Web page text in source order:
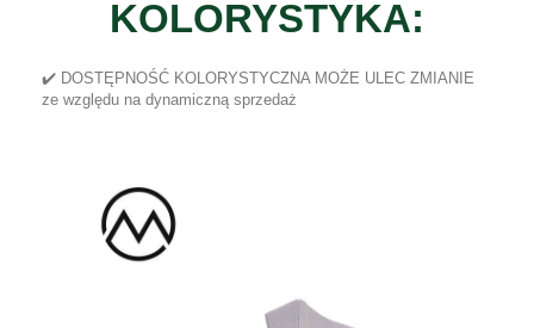
KOLORYSTYKA:
✔️ DOSTĘPNOŚĆ KOLORYSTYCZNA MOŻE ULEC ZMIANIE
ze względu na dynamiczną sprzedaż